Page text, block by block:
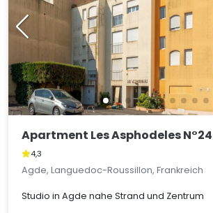
Apartment Les Asphodeles
4,3
Agde, Languedoc-Roussillon, Frankreich
Studio in Agde nahe Strand und Zentrum